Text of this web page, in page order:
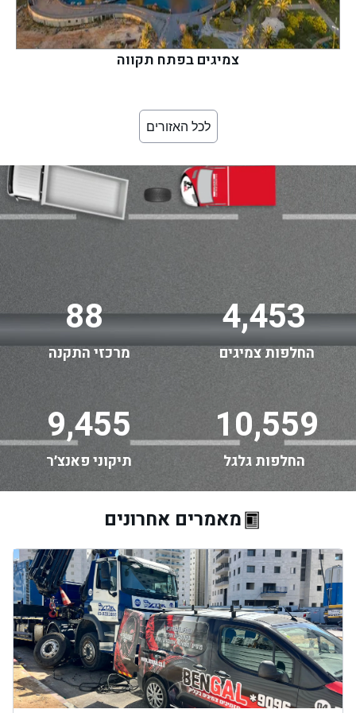
צמיגים בפתח תקווה
לכל האזורים
88
מרכזי התקנה
4,453
החלפות צמיגים
9,455
תיקוני פאנצ׳ר
10,559
החלפות גלגל
מאמרים אחרונים